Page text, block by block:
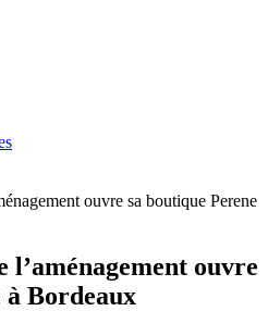
ouvre sa boutique Perene
l’aménagement ouvre
à Bordeaux